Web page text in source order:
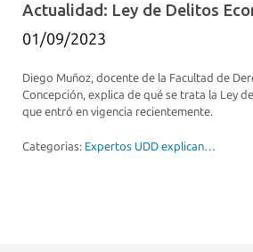
Actualidad: Ley de Delitos
01/09/2023
Diego Muñoz, docente de la Facultad de
Concepción, explica de qué se trata la Ley
que entró en vigencia recientemente.
Categorias: Expertos UDD explican…